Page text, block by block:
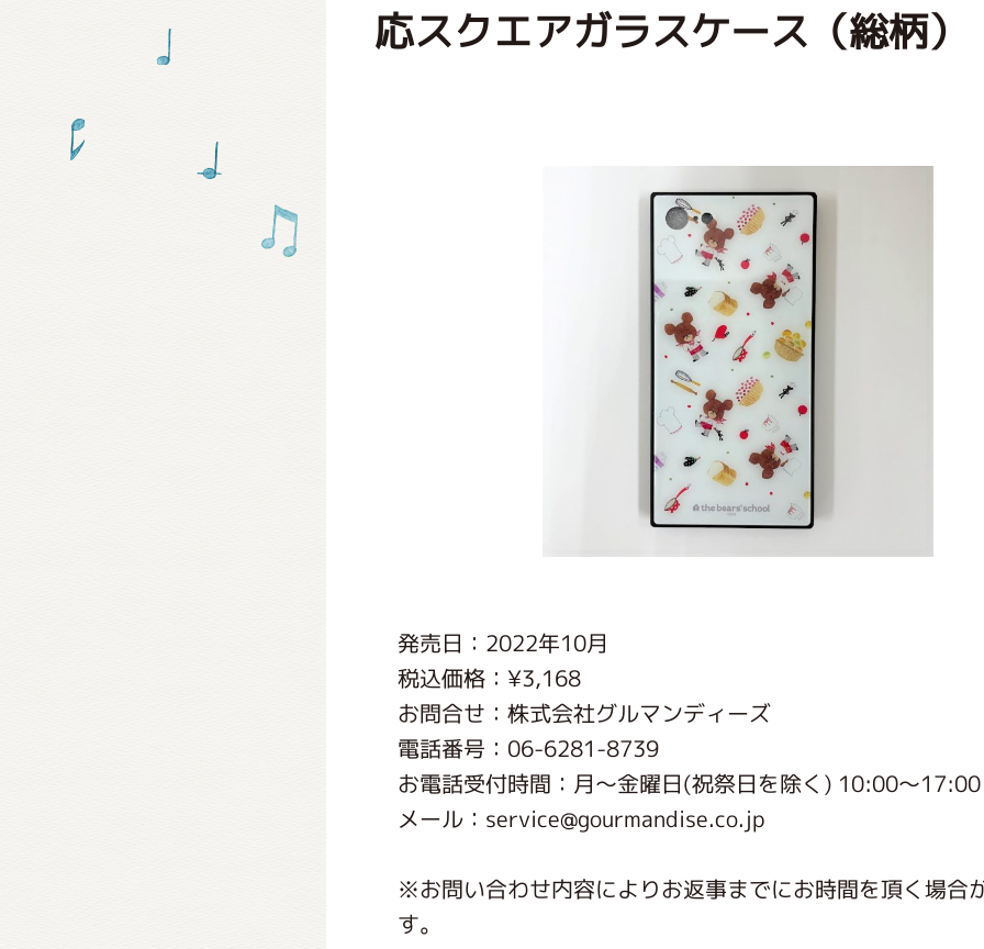
応スクエアガラスケース（総柄）
発売日：2022年10月
税込価格：¥3,168
お問合せ：株式会社グルマンディーズ
電話番号：06-6281-8739
お電話受付時間：月〜金曜日(祝祭日を除く) 10:00～17:00
メール：service@gourmandise.co.jp
※お問い合わせ内容によりお返事までにお時間を頂く場合
す。
グッズインフォメーション
ミュージカル・コンサート
おたのしみコンテンツ(クイズ・AR・診断・占
チア ジャッキーズ！
くまのがっこう 家庭科部